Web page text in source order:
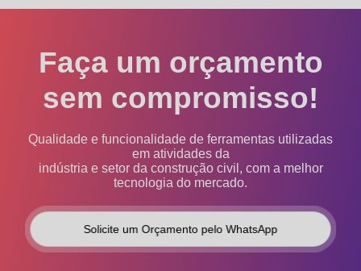
Faça um orçamento
sem compromisso!
Qualidade e funcionalidade de ferramentas utilizadas
em atividades da
indústria e setor da construção civil, com a melhor
tecnologia do mercado.
Solicite um Orçamento pelo WhatsApp